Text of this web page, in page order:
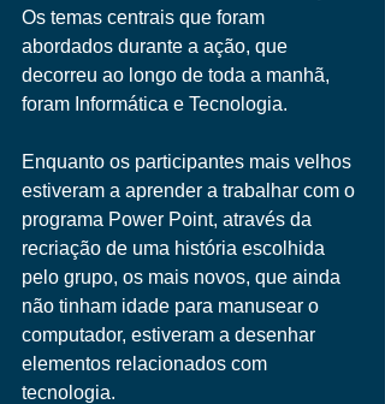
Os temas centrais que foram
abordados durante a ação, que
decorreu ao longo de toda a manhã,
foram Informática e Tecnologia.
Enquanto os participantes mais velhos
estiveram a aprender a trabalhar com o
programa Power Point, através da
recriação de uma história escolhida
pelo grupo, os mais novos, que ainda
não tinham idade para manusear o
computador, estiveram a desenhar
elementos relacionados com
tecnologia.